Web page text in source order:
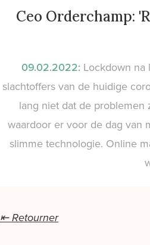
Ceo Orderchamp:
09.02.2022: Lockdown na
slachtoffers van de huidige
lang niet dat de problemen
waardoor er voor de dag van
slimme technologie. Online
⇤ Retourner